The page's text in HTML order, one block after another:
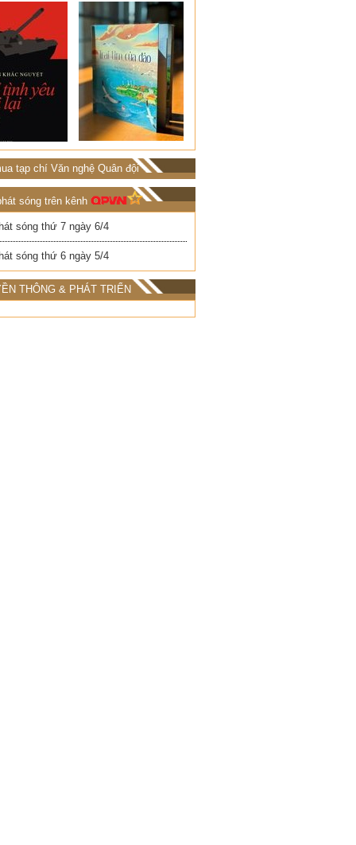
tạp chí Văn nghệ Quân đội
sóng trên kênh
sóng thứ 7 ngày 6/4
sóng thứ 6 ngày 5/4
THÔNG & PHÁT TRIỂN